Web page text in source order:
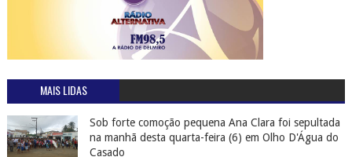
MAIS LIDAS
Sob forte comoção pequena Ana Clara foi sepultada
na manhã desta quarta-feira (6) em Olho D'Água do
Casado